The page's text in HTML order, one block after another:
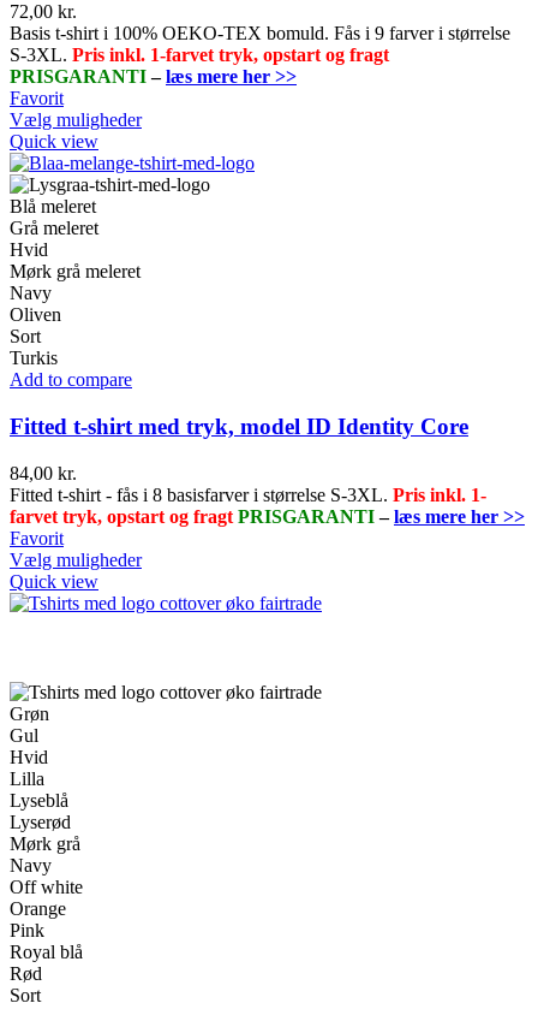
72,00 kr.
Basis t-shirt i 100% OEKO-TEX bomuld. Fås i 9 farver i størrelse
S-3XL. Pris inkl. 1-farvet tryk, opstart og fragt
PRISGARANTI–læs mere her >>
Favorit
Vælg mulighederDette
har
flere
Quick view
Blå meleret
Grå meleret
Hvid
Mørk grå meleret
Navy
Oliven
Sort
Turkis
Add to compare
Fitted t-shirt med tryk, model ID Identity Core
84,00 kr.
Fitted t-shirt - fås i 8 basisfarver i størrelse S-3XL. Pris inkl. 1-
farvet tryk, opstart og fragt PRISGARANTI–læs mere her >>
Favorit
Vælg mulighederDette
har
kan
Quick view
Grøn
Gul
Hvid
Lilla
Lyseblå
Lyserød
Mørk grå
Navy
Off white
Orange
Pink
Royal blå
Rød
Sort